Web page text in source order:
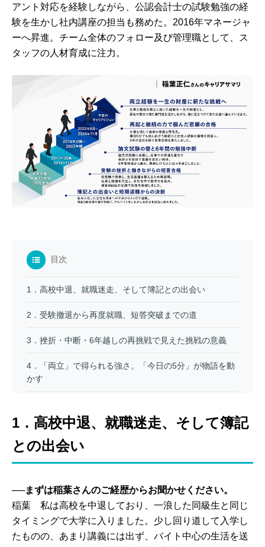
アント対応を経験しながら、公認会計士の試験勉強の経
験を生かし社内講座の担当も務めた。2016年マネージャ
ーへ昇進。チーム全体のフォロー及び管理職として、ス
タッフの人材育成に注力。
目次
1．高校中退、就職迷走、そして簿記との出会い
2．受験撤退から再度就職、短答突破までの道
3．挫折・中断・6年越しの再挑戦で見えた挑戦の意義
4．「両立」で得られる強さ。「今日の5分」が物語を動
かす
1．高校中退、就職迷走、そして簿記
との出会い
──まずは稲葉さんのご経歴からお聞かせください。
稲葉 私は高校を中退しており、一浪した同級生と同じ
タイミングで大学に入りました。少し回り道して入学し
たものの、あまり講義には出ず、バイト中心の生活を送